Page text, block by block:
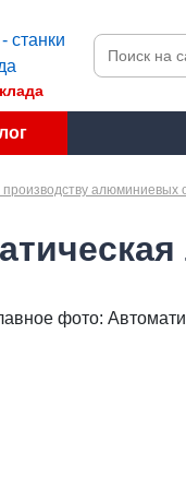
производству алюминиевых